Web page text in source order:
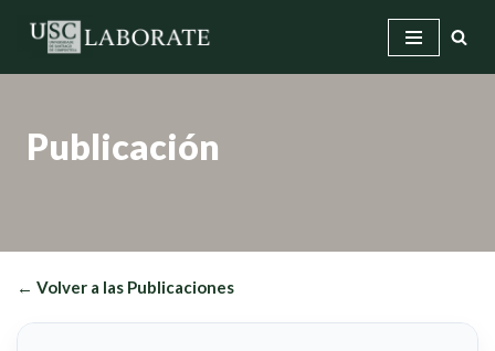
Saltar
Publicación
← Volver a las Publicaciones